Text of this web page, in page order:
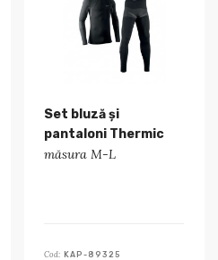
Set bluză și
pantaloni Thermic
măsura M-L
Cod: KAP-89325